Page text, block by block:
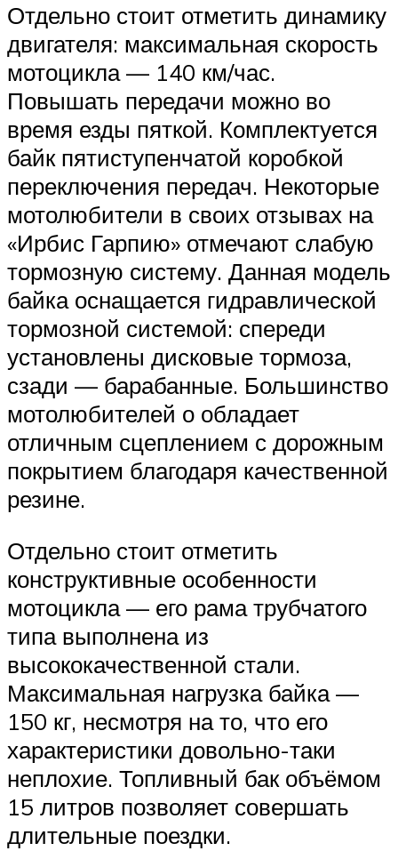
Отдельно стоит отметить динамику
двигателя: максимальная скорость
мотоцикла — 140 км/час.
Повышать передачи можно во
время езды пяткой. Комплектуется
байк пятиступенчатой коробкой
переключения передач. Некоторые
мотолюбители в своих отзывах на
«Ирбис Гарпию» отмечают слабую
тормозную систему. Данная модель
байка оснащается гидравлической
тормозной системой: спереди
установлены дисковые тормоза,
сзади — барабанные. Большинство
мотолюбителей о обладает
отличным сцеплением с дорожным
покрытием благодаря качественной
резине.
Отдельно стоит отметить
конструктивные особенности
мотоцикла — его рама трубчатого
типа выполнена из
высококачественной стали.
Максимальная нагрузка байка —
150 кг, несмотря на то, что его
характеристики довольно-таки
неплохие. Топливный бак объёмом
15 литров позволяет совершать
длительные поездки.